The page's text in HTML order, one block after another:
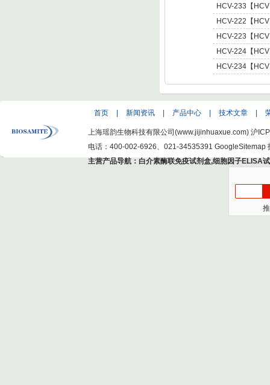
C Virus NS5
型肝炎病毒
Hepatitis C
HCV-233【
型肝炎病毒
Hepatitis C
HCV-222【
肝炎病毒NS5,
C Virus NS5
HCV-223【
肝炎病毒NS5,
C Virus NS5
HCV-224【
肝炎病毒NS5,
HCV-234【
Hepatitis C Virus
首页 新闻资讯 产品中心 技术文章
上海瑶韵生物科技有限公司(www.jijinhuaxue.com) 沪
电话：400-002-6926、021-34535391 GoogleSitemap
主营产品导航： 白介素酶联免疫试剂盒,细胞因子ELISA